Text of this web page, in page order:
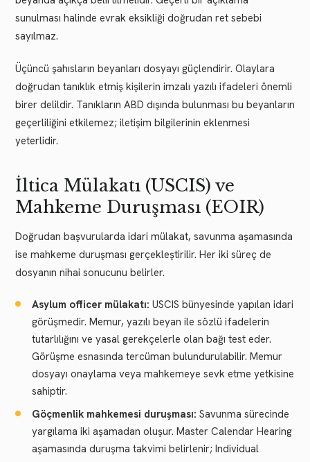
sunulması halinde evrak eksikliği doğrudan ret sebebi
sayılmaz.
Üçüncü şahısların beyanları dosyayı güçlendirir. Olaylara
doğrudan tanıklık etmiş kişilerin imzalı yazılı ifadeleri önemli
birer delildir. Tanıkların ABD dışında bulunması bu beyanların
geçerliliğini etkilemez; iletişim bilgilerinin eklenmesi
yeterlidir.
İltica Mülakatı (USCIS) ve
Mahkeme Duruşması (EOIR)
Doğrudan başvurularda idari mülakat, savunma aşamasında
ise mahkeme duruşması gerçekleştirilir. Her iki süreç de
dosyanın nihai sonucunu belirler.
Asylum officer mülakatı: USCIS bünyesinde yapılan idari
görüşmedir. Memur, yazılı beyan ile sözlü ifadelerin
tutarlılığını ve yasal gerekçelerle olan bağı test eder.
Görüşme esnasında tercüman bulundurulabilir. Memur
dosyayı onaylama veya mahkemeye sevk etme yetkisine
sahiptir.
Göçmenlik mahkemesi duruşması: Savunma sürecinde
yargılama iki aşamadan oluşur. Master Calendar Hearing
aşamasında duruşma takvimi belirlenir; Individual